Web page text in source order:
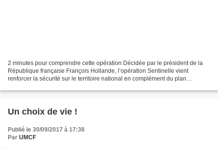
2 minutes pour comprendre cette opération Décidée par le président de la
République française François Hollande, l’opération Sentinelle vient
renforcer la sécurité sur le territoire national en complément du plan
Un choix de vie !
Publié le 30/09/2017 à 17:38
Par UMCF